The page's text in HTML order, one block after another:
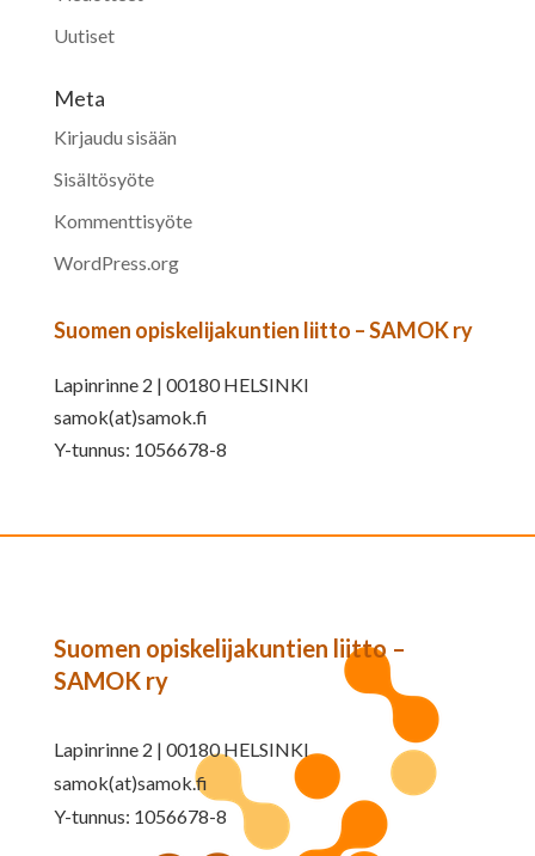
Uutiset
Meta
Kirjaudu sisään
Sisältösyöte
Kommenttisyöte
WordPress.org
Suomen opiskelijakuntien liitto – SAMOK ry
Lapinrinne 2 | 00180 HELSINKI
samok(at)samok.fi
Y-tunnus: 1056678-8
Suomen opiskelijakuntien liitto –
SAMOK ry
Lapinrinne 2 | 00180 HELSINKI
samok(at)samok.fi
Y-tunnus: 1056678-8